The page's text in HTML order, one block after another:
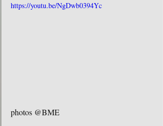
https://youtu.be/NgDwb0394Yc
photos @BME